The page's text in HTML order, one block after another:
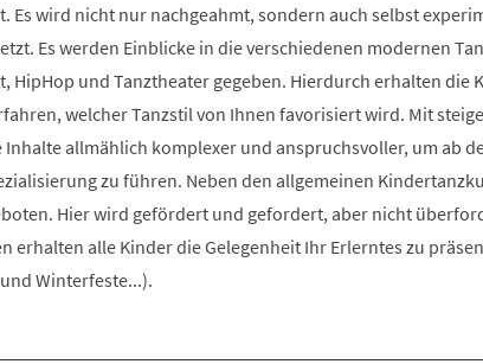
Es wird nicht nur nachgeahmt, sondern auch selbst
Es werden Einblicke in die verschiedenen modernen
HipHop und Tanztheater gegeben. Hierdurch erhalten die
welcher Tanzstil von Ihnen favorisiert wird. Mit
allmählich komplexer und anspruchsvoller, um ab
zu führen. Neben den allgemeinen
Hier wird gefördert und gefordert, aber nicht
erhalten alle Kinder die Gelegenheit Ihr Erlerntes zu
Winterfeste...).